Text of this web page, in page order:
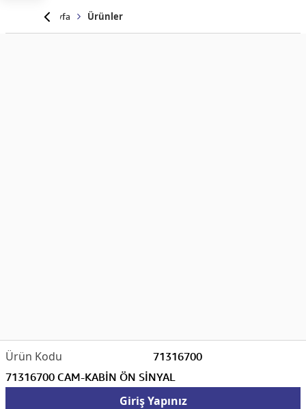
Anasayfa Ürünler
71316700
71316700 CAM-KABİN ÖN SİNYAL
Giriş Yapınız